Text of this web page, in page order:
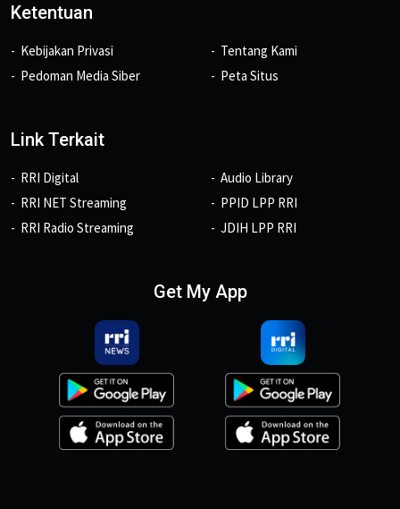
Ketentuan
Kebijakan Privasi
Pedoman Media Siber
Tentang Kami
Peta Situs
Link Terkait
RRI Digital
RRI NET Streaming
RRI Radio Streaming
Audio Library
PPID LPP RRI
JDIH LPP RRI
Get My App